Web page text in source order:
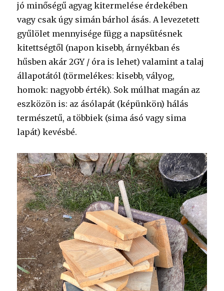
jó minőségű agyag kitermelése érdekében
vagy csak úgy simán bárhol ásás. A levezetett
gyűlölet mennyisége függ a napsütésnek
kitettségtől (napon kisebb, árnyékban és
hűsben akár 2GY / óra is lehet) valamint a talaj
állapotától (törmelékes: kisebb, vályog,
homok: nagyobb érték). Sok múlhat magán az
eszközön is: az ásólapát (képünkön) hálás
természetű, a többiek (sima ásó vagy sima
lapát) kevésbé.